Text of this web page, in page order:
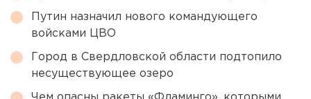
Путин назначил нового командующего
войсками ЦВО
Город в Свердловской области подтопило
несуществующее озеро